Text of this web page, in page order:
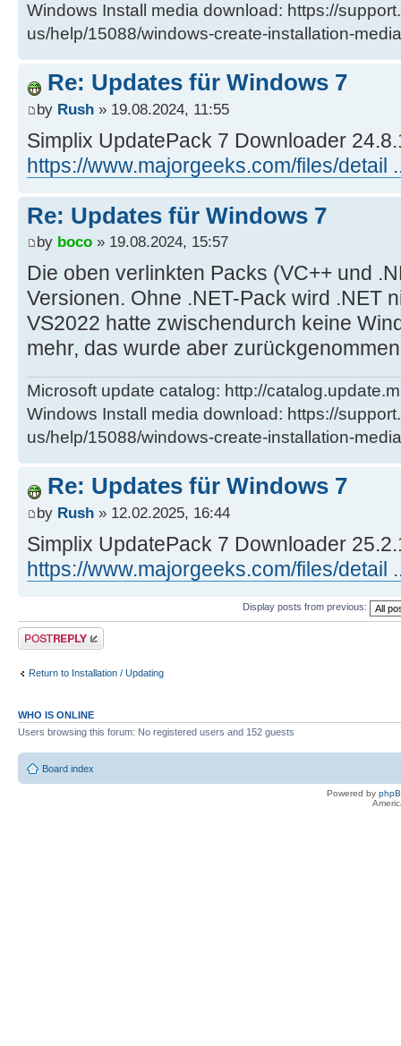
Windows Install media download: https://
us/help/15088/windows-create-installation-media
Re: Updates für Windows 7
by Rush » 19.08.2024, 11:55
Simplix UpdatePack 7 Downloader
https://www.majorgeeks.com/files/detail
Re: Updates für Windows 7
by boco » 19.08.2024, 15:57
Die oben verlinkten Packs (VC++ und
Versionen. Ohne .NET-Pack wird .NET
VS2022 hatte zwischendurch keine
mehr, das wurde aber
Microsoft update catalog: http://
Windows Install media download: https://
us/help/15088/windows-create-installation-media
Re: Updates für Windows 7
by Rush » 12.02.2025, 16:44
Simplix UpdatePack 7 Downloader
https://www.majorgeeks.com/files/detail
Display posts from previous:
Post a reply
Return to Installation / Updating
WHO IS ONLINE
Users browsing this forum: No registered users and 152 guests
Board index
Powered by